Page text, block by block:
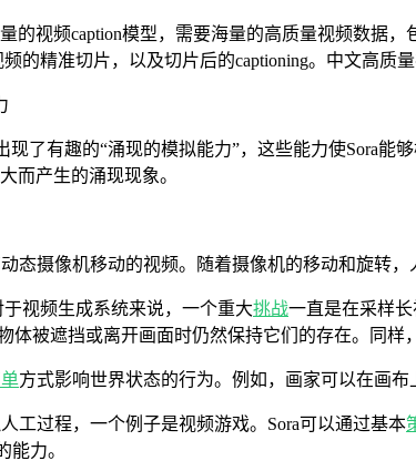
的视频caption模型，需要海量的高质量视频数据
的精准切片，以及切片后的captioning。中文高质
现了有趣的“涌现的模拟能力”，这些能力使Sora能
而产生的涌现现象。
态摄像机移动的视频。随着摄像机的移动和旋转
视频生成系统来说，一个重大挑战一直是在采样
体被遮挡或离开画面时仍然保持它们的存在。同
方式影响世界状态的行为。例如，画家可以在画
工过程，一个例子是视频游戏。Sora可以通过基本
能力。